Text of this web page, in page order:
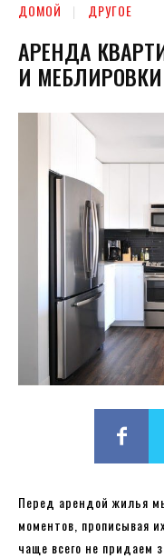
ДОМОЙ ДРУГОЕ
АРЕНДА
И
Перед арендой жилья
моментов, прописывая
чаще всего не придаем